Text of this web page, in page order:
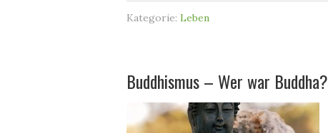
Kategorie: Leben
Buddhismus – Wer war Buddha?